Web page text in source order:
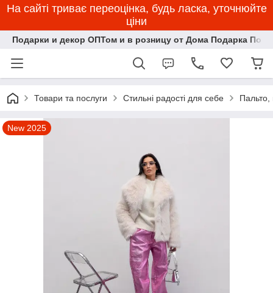
На сайті триває переоцінка, будь ласка, уточнюйте
ціни
Подарки и декор ОПТом и в розницу от Дома Подарка
Товари та послуги Стильні радості для себе Пальто,
New 2025